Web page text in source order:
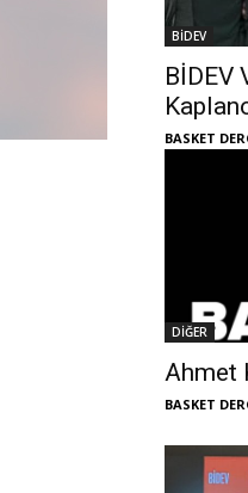
BİDEV
BİDEV
BASKET
DİĞER
Ahmet
BASKET